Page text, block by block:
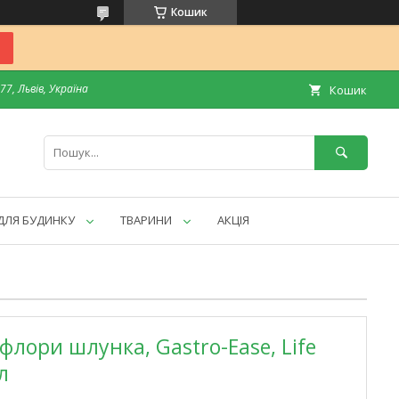
Кошик
Львів, Україна Кошик
БУДИНКУ ТВАРИНИ АКЦІЯ
шлунка, Gastro-Ease, Life